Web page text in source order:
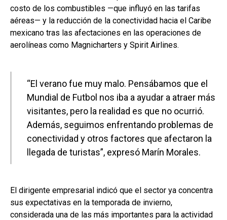
costo de los combustibles —que influyó en las tarifas
aéreas— y la reducción de la conectividad hacia el Caribe
mexicano tras las afectaciones en las operaciones de
aerolíneas como Magnicharters y Spirit Airlines.
“El verano fue muy malo. Pensábamos que el
Mundial de Futbol nos iba a ayudar a atraer más
visitantes, pero la realidad es que no ocurrió.
Además, seguimos enfrentando problemas de
conectividad y otros factores que afectaron la
llegada de turistas”, expresó Marín Morales.
El dirigente empresarial indicó que el sector ya concentra
sus expectativas en la temporada de invierno,
considerada una de las más importantes para la actividad